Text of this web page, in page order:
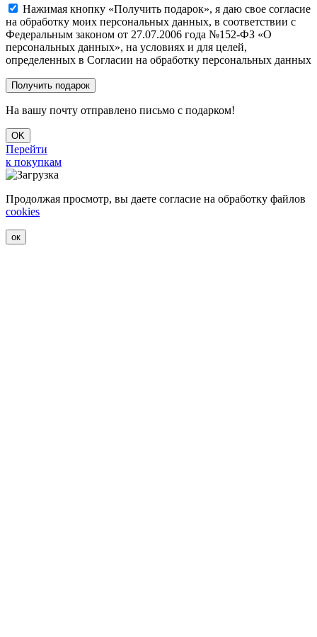
Нажимая кнопку «Получить подарок», я даю свое согласие
на обработку моих персональных данных, в соответствии с
Федеральным законом от 27.07.2006 года №152-ФЗ «О
персональных данных», на условиях и для целей,
определенных в Согласии на обработку персональных данных
На вашу почту отправлено письмо с подарком!
OK
Перейти
к покупкам
Продолжая просмотр, вы даете согласие на обработку файлов
cookies
ок